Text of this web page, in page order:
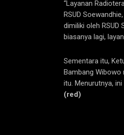
“Layanan
RSUD
dimiliki oleh
biasanya lagi,
Sementara itu,
Bambang Wibowo
itu. Menurutnya,
(red)